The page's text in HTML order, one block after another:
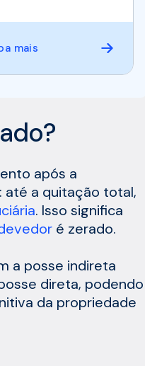
mais
após a
até a quitação total,
. Isso significa
é zerado.
a posse indireta
direta, podendo
da propriedade